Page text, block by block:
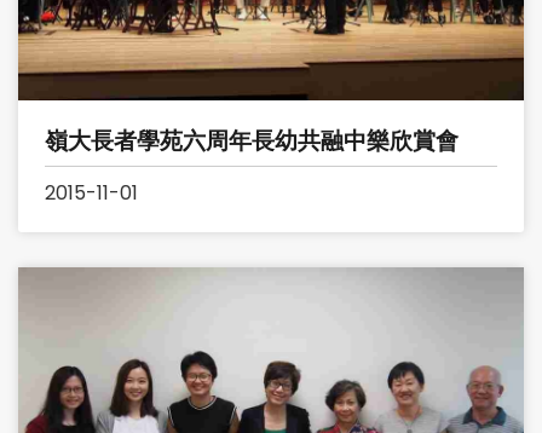
嶺大長者學苑六周年長幼共融中樂欣賞會
2015-11-01